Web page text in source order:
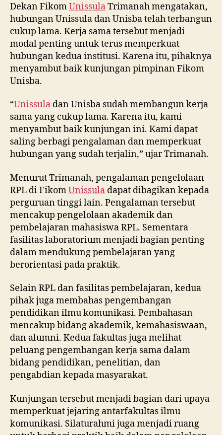
Dekan FikomUnissulaTrimanah mengatakan,
hubungan Unissula dan Unisba telah terbangun
cukup lama. Kerja sama tersebut menjadi
modal penting untuk terus memperkuat
hubungan kedua institusi. Karena itu, pihaknya
menyambut baik kunjungan pimpinan Fikom
Unisba.
“Unissula dan Unisba sudah membangun kerja
sama yang cukup lama. Karena itu, kami
menyambut baik kunjungan ini. Kami dapat
saling berbagi pengalaman dan memperkuat
hubungan yang sudah terjalin,” ujar Trimanah.
Menurut Trimanah, pengalaman pengelolaan
RPL di FikomUnissula dapat dibagikan kepada
perguruan tinggi lain. Pengalaman tersebut
mencakup pengelolaan akademik dan
pembelajaran mahasiswa RPL. Sementara
fasilitas laboratorium menjadi bagian penting
dalam mendukung pembelajaran yang
berorientasi pada praktik.
Selain RPL dan fasilitas pembelajaran, kedua
pihak juga membahas pengembangan
pendidikan ilmu komunikasi. Pembahasan
mencakup bidang akademik, kemahasiswaan,
dan alumni. Kedua fakultas juga melihat
peluang pengembangan kerja sama dalam
bidang pendidikan, penelitian, dan
pengabdian kepada masyarakat.
Kunjungan tersebut menjadi bagian dari upaya
memperkuat jejaring antarfakultas ilmu
komunikasi. Silaturahmi juga menjadi ruang